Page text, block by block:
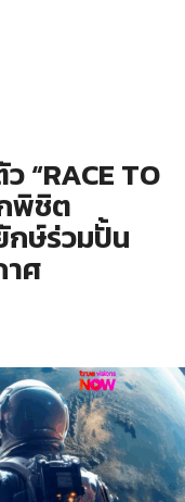
“RACE TO
พิชิต
กษ์ร่วมปั้น
ศ